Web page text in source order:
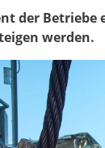
der
werden.